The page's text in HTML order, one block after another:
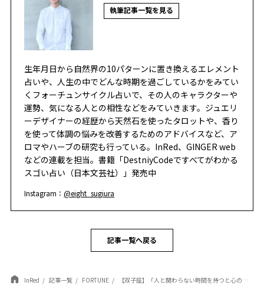
執筆記事一覧を見る
生年月日から自然界の10パターンに置き換えるエレメント
占いや、人生の中でどんな時期を過ごしているかをみてい
くフォーチュンサイクル占いで、その人のキャラクターや
運勢、気になる人との相性などをみていきます。ジュエリ
ーデザイナーの経歴から天然石を使ったタロットや、香り
を使って体調の悩みを改善するためのアドバイスなど、ア
ロマやハーブの研究も行っている。InRed、GINGER web
などの連載を担当。書籍「DestniyCodeですべてがわかる
スゴい占い（日本文芸社）」発売中
Instagram：@eight_sugiura
記事一覧へ戻る
InRed 記事一覧 FORTUNE 【双子座】「人と関わらない時間を持つと心のバランスが整う」杉浦エイトの幸運を呼ぶ12星座占い（5/7～6/4）